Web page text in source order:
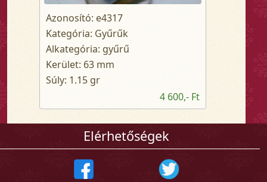
Azonosító: e4317
Kategória: Gyűrűk
Alkategória: gyűrű
Kerület: 63 mm
Súly: 1.15 gr
4 600,- Ft
Elérhetőségek